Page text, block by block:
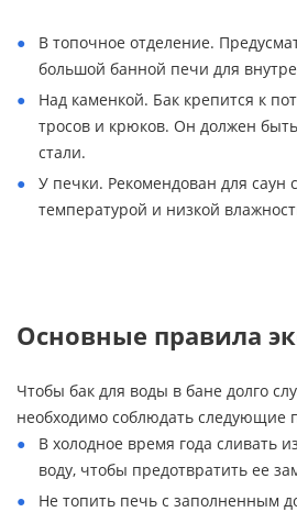
В топочное отделение.
большой банной печи для
Над каменкой. Бак крепится к
тросов и крюков. Он должен
стали.
У печки. Рекомендован для саун
температурой и низкой
Основные правила
Чтобы бак для воды в бане долго
необходимо соблюдать следующие
В холодное время года сливать
воду, чтобы предотвратить ее
Не топить печь с заполненным